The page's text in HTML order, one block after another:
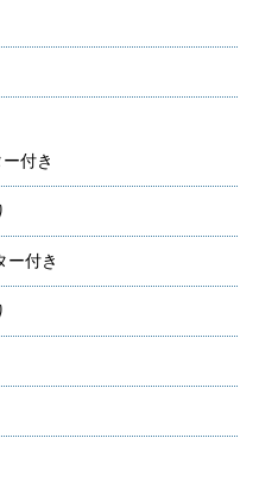
付き
ー付き